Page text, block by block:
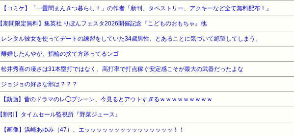
【コミケ】「一畳間まんきつ暮らし！」の作者『新刊、タペストリー、アクキーなど全て無料配布！』
【期間限定無料】集英社 りぼんフェスタ2026開催記念『こどものおもちゃ』他
レンタル彼女を使ってデートの練習をしていた34歳男性、とあることに気づいて絶望してしまう。
離婚したんやが、指輪の捨て方迷ってるンゴ
松井秀喜の凄さは31本塁打ではなく、高打率で打点稼ぐ安定感こそが最大の武器だったよな
ジョジョの好きな部は？？？
【動画】昔のドラマのレ◯プシーン、今見るとアウトすぎるｗｗｗｗｗｗｗｗｗ
【割引】タイムセール監視所『野菜ジュース』
【画像】浜崎あゆみ（47）、エッッッッッッッッッッッッッッッ！！